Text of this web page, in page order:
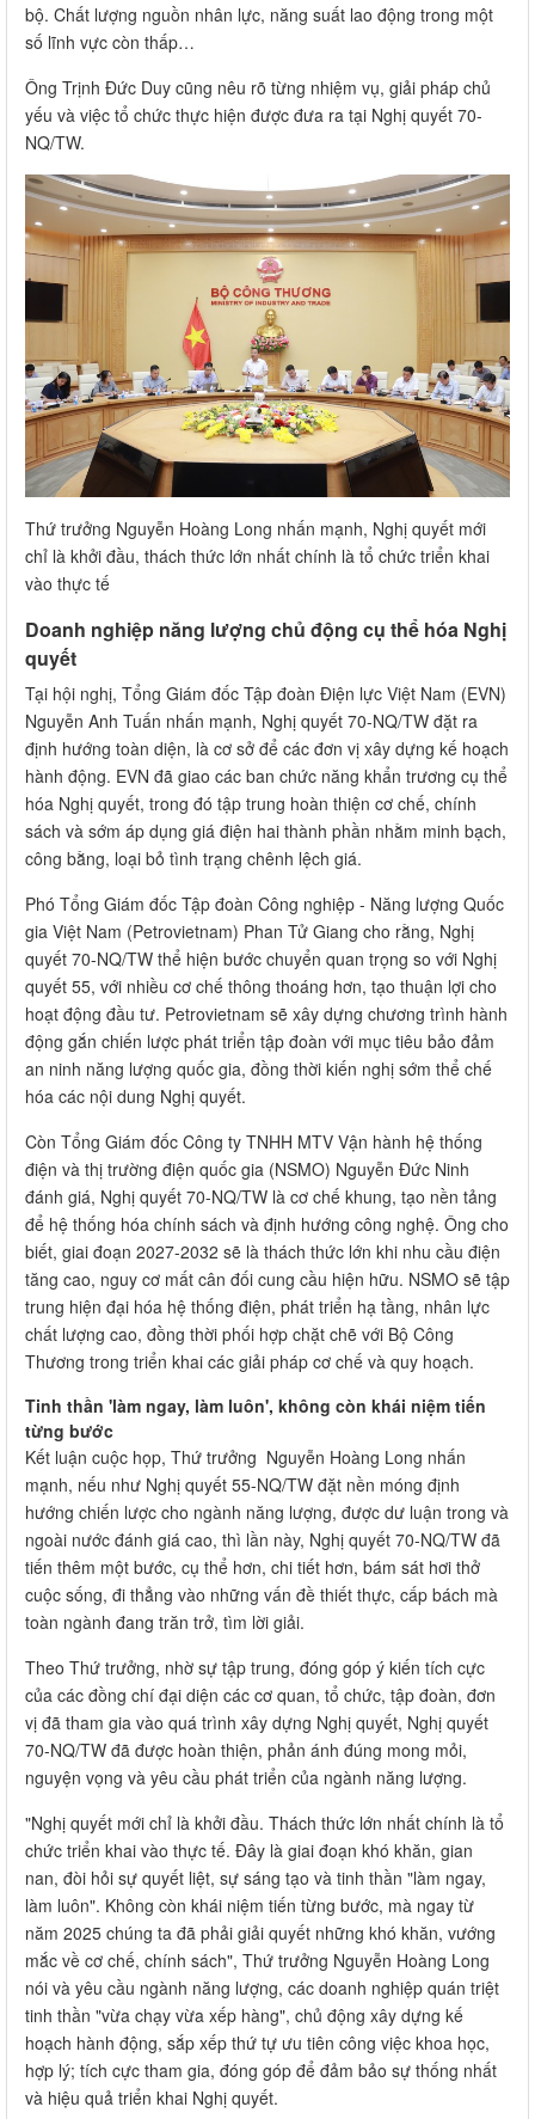
bộ. Chất lượng nguồn nhân lực, năng suất lao động trong một
số lĩnh vực còn thấp…
Ông Trịnh Đức Duy cũng nêu rõ từng nhiệm vụ, giải pháp chủ
yếu và việc tổ chức thực hiện được đưa ra tại Nghị quyết 70-
NQ/TW.
Thứ trưởng Nguyễn Hoàng Long nhấn mạnh, Nghị quyết mới
chỉ là khởi đầu, thách thức lớn nhất chính là tổ chức triển khai
vào thực tế
Doanh nghiệp năng lượng chủ động cụ thể hóa Nghị
quyết
Tại hội nghị, Tổng Giám đốc Tập đoàn Điện lực Việt Nam (EVN)
Nguyễn Anh Tuấn nhấn mạnh, Nghị quyết 70-NQ/TW đặt ra
định hướng toàn diện, là cơ sở để các đơn vị xây dựng kế hoạch
hành động. EVN đã giao các ban chức năng khẩn trương cụ thể
hóa Nghị quyết, trong đó tập trung hoàn thiện cơ chế, chính
sách và sớm áp dụng giá điện hai thành phần nhằm minh bạch,
công bằng, loại bỏ tình trạng chênh lệch giá.
Phó Tổng Giám đốc Tập đoàn Công nghiệp - Năng lượng Quốc
gia Việt Nam (Petrovietnam) Phan Tử Giang cho rằng, Nghị
quyết 70-NQ/TW thể hiện bước chuyển quan trọng so với Nghị
quyết 55, với nhiều cơ chế thông thoáng hơn, tạo thuận lợi cho
hoạt động đầu tư. Petrovietnam sẽ xây dựng chương trình hành
động gắn chiến lược phát triển tập đoàn với mục tiêu bảo đảm
an ninh năng lượng quốc gia, đồng thời kiến nghị sớm thể chế
hóa các nội dung Nghị quyết.
Còn Tổng Giám đốc Công ty TNHH MTV Vận hành hệ thống
điện và thị trường điện quốc gia (NSMO) Nguyễn Đức Ninh
đánh giá, Nghị quyết 70-NQ/TW là cơ chế khung, tạo nền tảng
để hệ thống hóa chính sách và định hướng công nghệ. Ông cho
biết, giai đoạn 2027-2032 sẽ là thách thức lớn khi nhu cầu điện
tăng cao, nguy cơ mất cân đối cung cầu hiện hữu. NSMO sẽ tập
trung hiện đại hóa hệ thống điện, phát triển hạ tầng, nhân lực
chất lượng cao, đồng thời phối hợp chặt chẽ với Bộ Công
Thương trong triển khai các giải pháp cơ chế và quy hoạch.
Tinh thần 'làm ngay, làm luôn', không còn khái niệm tiến
từng bước
Kết luận cuộc họp, Thứ trưởng Nguyễn Hoàng Long nhấn
mạnh, nếu như Nghị quyết 55-NQ/TW đặt nền móng định
hướng chiến lược cho ngành năng lượng, được dư luận trong và
ngoài nước đánh giá cao, thì lần này, Nghị quyết 70-NQ/TW đã
tiến thêm một bước, cụ thể hơn, chi tiết hơn, bám sát hơi thở
cuộc sống, đi thẳng vào những vấn đề thiết thực, cấp bách mà
toàn ngành đang trăn trở, tìm lời giải.
Theo Thứ trưởng, nhờ sự tập trung, đóng góp ý kiến tích cực
của các đồng chí đại diện các cơ quan, tổ chức, tập đoàn, đơn
vị đã tham gia vào quá trình xây dựng Nghị quyết, Nghị quyết
70-NQ/TW đã được hoàn thiện, phản ánh đúng mong mỏi,
nguyện vọng và yêu cầu phát triển của ngành năng lượng.
"Nghị quyết mới chỉ là khởi đầu. Thách thức lớn nhất chính là tổ
chức triển khai vào thực tế. Đây là giai đoạn khó khăn, gian
nan, đòi hỏi sự quyết liệt, sự sáng tạo và tinh thần "làm ngay,
làm luôn". Không còn khái niệm tiến từng bước, mà ngay từ
năm 2025 chúng ta đã phải giải quyết những khó khăn, vướng
mắc về cơ chế, chính sách", Thứ trưởng Nguyễn Hoàng Long
nói và yêu cầu ngành năng lượng, các doanh nghiệp quán triệt
tinh thần "vừa chạy vừa xếp hàng", chủ động xây dựng kế
hoạch hành động, sắp xếp thứ tự ưu tiên công việc khoa học,
hợp lý; tích cực tham gia, đóng góp để đảm bảo sự thống nhất
và hiệu quả triển khai Nghị quyết.